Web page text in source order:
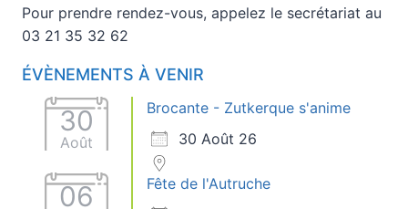
Pour prendre rendez-vous, appelez le secrétariat au
03 21 35 32 62
ÉVÈNEMENTS À VENIR
30
Août
Brocante - Zutkerque s'anime
30 Août 26
06
Fête de l'Autruche